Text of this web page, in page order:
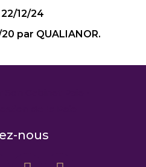
12/24
par QUALIANOR.
nous